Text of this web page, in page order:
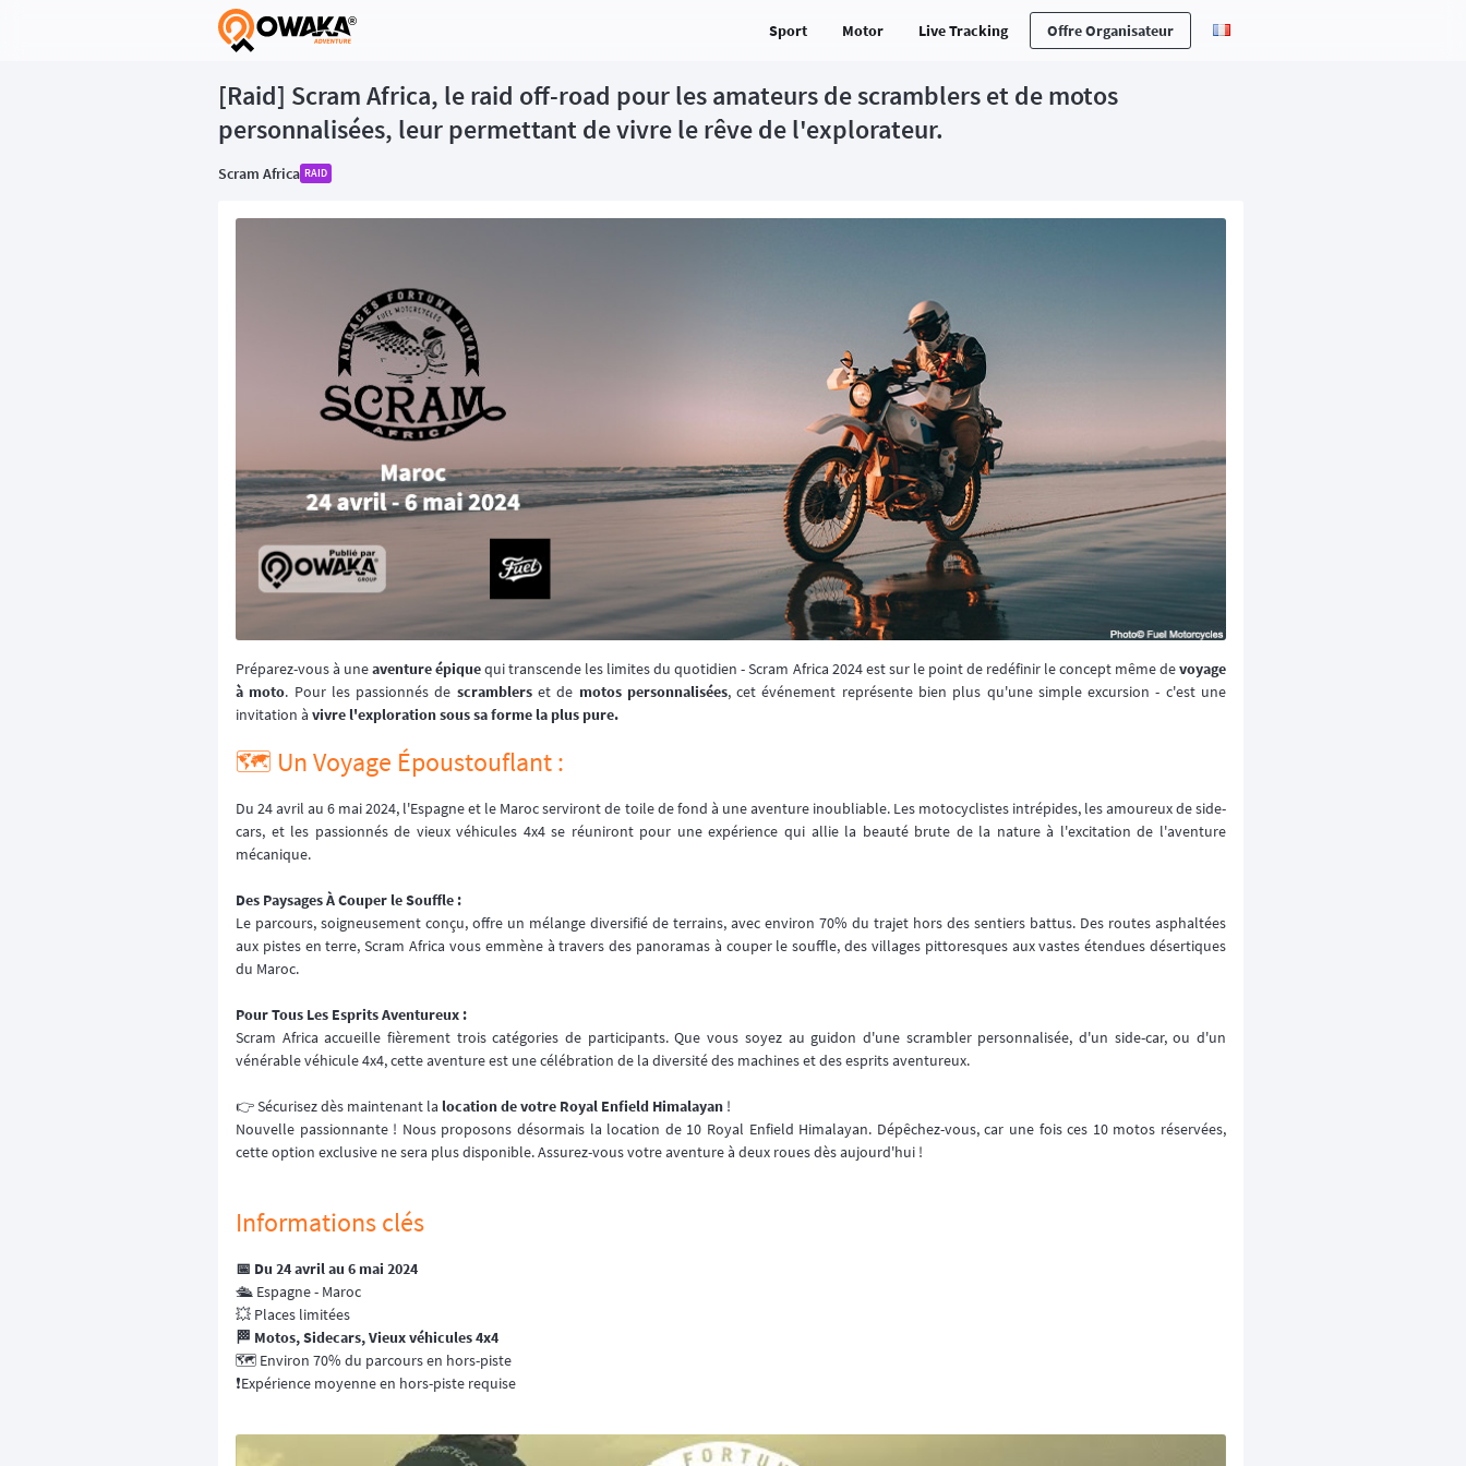
® Sport Motor Live Tracking Offre Organisateur
[Raid] Scram Africa, le raid off-road pour les amateurs de scramblers et de motos
personnalisées, leur permettant de vivre le rêve de l'explorateur.
Scram Africa RAID
Préparez-vous à uneaventure épiquequi transcende les limites du quotidien - Scram Africa 2024 est sur le point de redéfinir le concept même devoyage
à moto. Pour les passionnés de scramblerset de motos personnalisées, cet événement représente bien plus qu'une simple excursion - c'est une
invitation à vivre l'exploration sous sa forme la plus pure.
🗺️ Un Voyage Époustouflant :
Du 24 avril au 6 mai 2024, l'Espagne et le Maroc serviront de toile de fond à une aventure inoubliable. Les motocyclistes intrépides, les amoureux de side-
cars, et les passionnés de vieux véhicules 4x4 se réuniront pour une expérience qui allie la beauté brute de la nature à l'excitation de l'aventure
mécanique.
Des Paysages À Couper le Souffle :
Le parcours, soigneusement conçu, offre un mélange diversifié de terrains, avec environ 70% du trajet hors des sentiers battus. Des routes asphaltées
aux pistes en terre, Scram Africa vous emmène à travers des panoramas à couper le souffle, des villages pittoresques aux vastes étendues désertiques
du Maroc.
Pour Tous Les Esprits Aventureux :
Scram Africa accueille fièrement trois catégories de participants. Que vous soyez au guidon d'une scrambler personnalisée, d'un side-car, ou d'un
vénérable véhicule 4x4, cette aventure est une célébration de la diversité des machines et des esprits aventureux.
👉️ Sécurisez dès maintenant la location de votre Royal Enfield Himalayan !
Nouvelle passionnante ! Nous proposons désormais la location de 10 Royal Enfield Himalayan. Dépêchez-vous, car une fois ces 10 motos réservées,
cette option exclusive ne sera plus disponible. Assurez-vous votre aventure à deux roues dès aujourd'hui !
Informations clés
📅 Du 24 avril au 6 mai 2024
🛳 Espagne - Maroc
💥 Places limitées
🏁 Motos, Sidecars, Vieux véhicules 4x4
🗺 Environ 70% du parcours en hors-piste
❗Expérience moyenne en hors-piste requise